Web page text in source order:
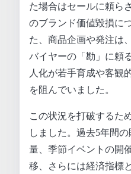
た場合はセールに頼ら
のブランド価値毀損に
た、商品企画や発注は
バイヤーの「勘」に頼
人化が若手育成や客観
を阻んでいました。
この状況を打破するた
しました。過去5年間
量、季節イベントの開
移、さらには経済指標